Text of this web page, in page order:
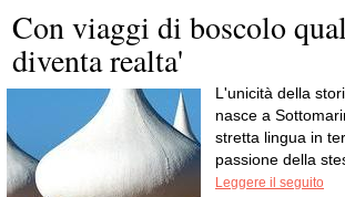
Con viaggi di boscolo
diventa realta'
L'unicità della
nasce a
stretta lingua in
passione della
Leggere il seguito